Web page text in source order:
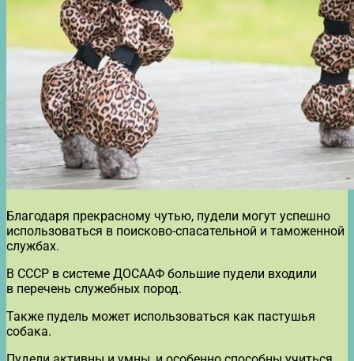
Благодаря прекрасному чутью, пудели могут успешно
использоваться в поисково-спасательной и таможенной
службах.
В СССР в системе ДОСААФ большие пудели входили
в перечень служебных пород.
Также пудель может использоваться как пастушья
собака.